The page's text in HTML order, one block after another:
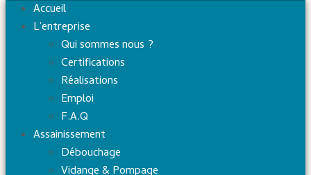
Accueil
L’entreprise
Qui sommes nous ?
Certifications
Réalisations
Emploi
F.A.Q
Assainissement
Débouchage